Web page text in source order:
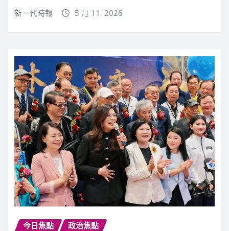
新一代時報 5 月 11, 2026
今日焦點 政治焦點